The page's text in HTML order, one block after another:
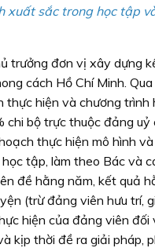
xuất sắc trong học tập
trưởng đơn vị xây dựng
cách Hồ Chí Minh.
thực hiện và chương
chi bộ trực thuộc đảng
thực hiện mô hình
tập, làm theo Bác và
đề hằng năm, kết quả
(trừ đảng viên hưu trí,
hiện của đảng viên đối
kịp thời đề ra giải pháp,